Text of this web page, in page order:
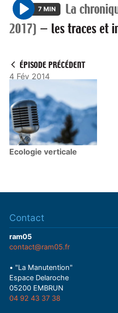
P
l
7 MIN
La
2017) — les traces et
ÉPISODE PRÉCÉDENT
4 Fév 2014
Ecologie verticale
Contact
ram05
contact@ram05.fr
• "La Manutention"
Espace Delaroche
05200 EMBRUN
04 92 43 37 38